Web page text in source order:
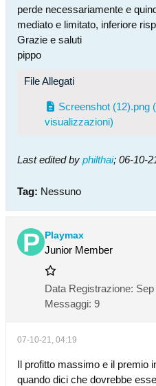
perde necessariamente e
mediato e limitato, inferiore
Grazie e saluti
pippo
File Allegati
Screenshot (12).png
visualizzazioni)
Last edited by philthai; 06-10-
Tag: Nessuno
Playmax
Junior Member
Data Registrazione:
Messaggi: 9
07-10-21, 04:19
Il profitto massimo e il premio
quando dici che dovrebbe